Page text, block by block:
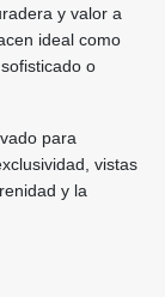
y valor a
ideal como
o
para
vistas
y la